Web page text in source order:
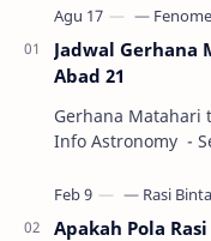
Jadwal
Abad 21
Gerhana Matahari
Info Astronomy -
Apakah Pola